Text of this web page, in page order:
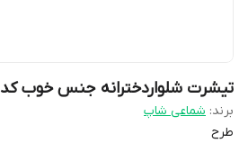
تیشرت شلواردخترانه جنس خوب کد8980
برند: شماعی شاپ
طرح